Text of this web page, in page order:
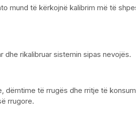
mund të kërkojnë kalibrim më të
rikalibruar sistemin sipas nevojës.
të rrugës dhe rritje të
rrugore.